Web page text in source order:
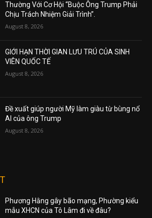
Thường Với Cơ Hội “Buộc Ông Trump Phải
Chịu Trách Nhiệm Giải Trình”.
August 8, 2026
GIỚI HẠN THỜI GIAN LƯU TRÚ CỦA SINH
VIÊN QUỐC TẾ
August 8, 2026
Đề xuất giúp người Mỹ làm giàu từ bùng nổ
AI của ông Trump
August 8, 2026
Phương Hằng gây bão mạng, Phường kiểu
mẫu XHCN của Tô Lâm đi về đâu?